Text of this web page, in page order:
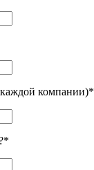
компании)*
*